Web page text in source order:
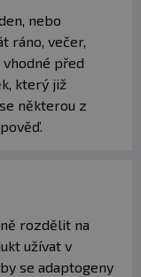
Nepřekračujte
mimo dosah
ženy.
Nevystavujte
nebo
ráno, večer,
vhodné před
který již
některou z
rozdělit na
užívat v
se adaptogeny